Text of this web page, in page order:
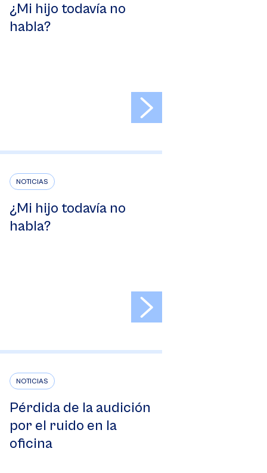
¿Mi hijo todavía no
habla?
NOTICIAS
¿Mi hijo todavía no
habla?
NOTICIAS
Pérdida de la audición
por el ruido en la
oficina